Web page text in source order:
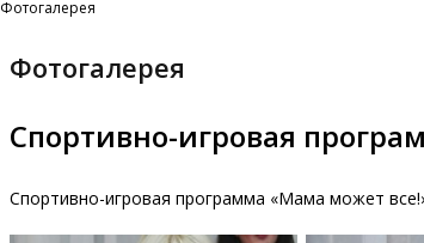
Фотогалерея
Фотогалерея
Спортивно-игровая
Спортивно-игровая программа «Мама может